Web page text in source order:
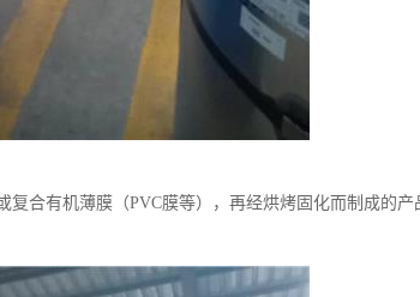
合有机薄膜（PVC膜等），再经烘烤固化而制成的产